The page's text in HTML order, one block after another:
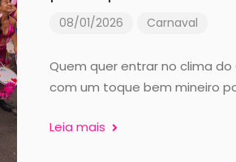
08/01/2026 Carnaval
Quem quer entrar no clima do
com um toque bem mineiro
Leia mais